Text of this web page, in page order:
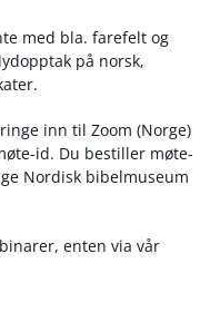
med bla. farefelt og
på norsk,
inn til Zoom (Norge)
id. Du bestiller møte-
Nordisk bibelmuseum
enten via vår